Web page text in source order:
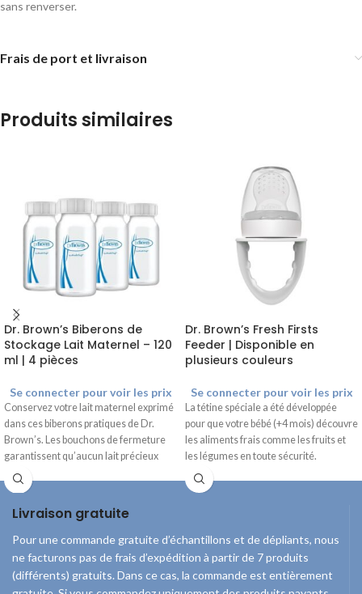
sans renverser.
Frais de port et livraison
Produits similaires
Dr. Brown’s Biberons de
Stockage Lait Maternel – 120
ml | 4 pièces
Se connecter pour voir les prix
Conservez votre lait maternel exprimé
dans ces biberons pratiques de Dr.
Brown’s. Les bouchons de fermeture
garantissent qu’aucun lait précieux
n’est perdu.
4 flacons
Contenu 120 ml
Bouchons inclus
Dr. Brown’s Fresh Firsts
Feeder | Disponible en
plusieurs couleurs
Se connecter pour voir les prix
La tétine spéciale a été développée
pour que votre bébé (+4 mois) découvre
les aliments frais comme les fruits et
les légumes en toute sécurité.
Livraison gratuite
Pour une commande gratuite d’échantillons et de dépliants, nous
ne facturons pas de frais d’expédition à partir de 7 produits
(différents) gratuits. Dans ce cas, la commande est entièrement